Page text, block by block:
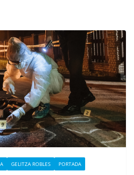
GELITZA ROBLES PORTADA